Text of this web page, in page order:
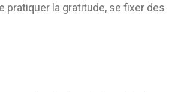
pratiquer la gratitude, se fixer des